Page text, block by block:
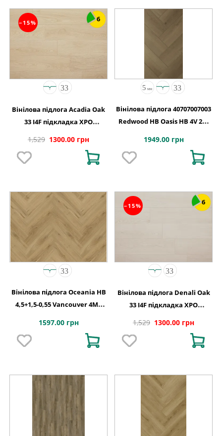
−15% 6
Вінілова підлога Acadia Oak
33 I4F підкладка XPO
1,529 1300.00 грн
Вінілова підлога 40707007003
Redwood HB Oasis HB 4V 2G-
1949.00 грн
Вінілова підлога Oceania HB
4,5+1,5-0,55 Vancouver 4MV
1597.00 грн
−15% 6
Вінілова підлога Denali Oak
33 I4F підкладка XPO
1,529 1300.00 грн